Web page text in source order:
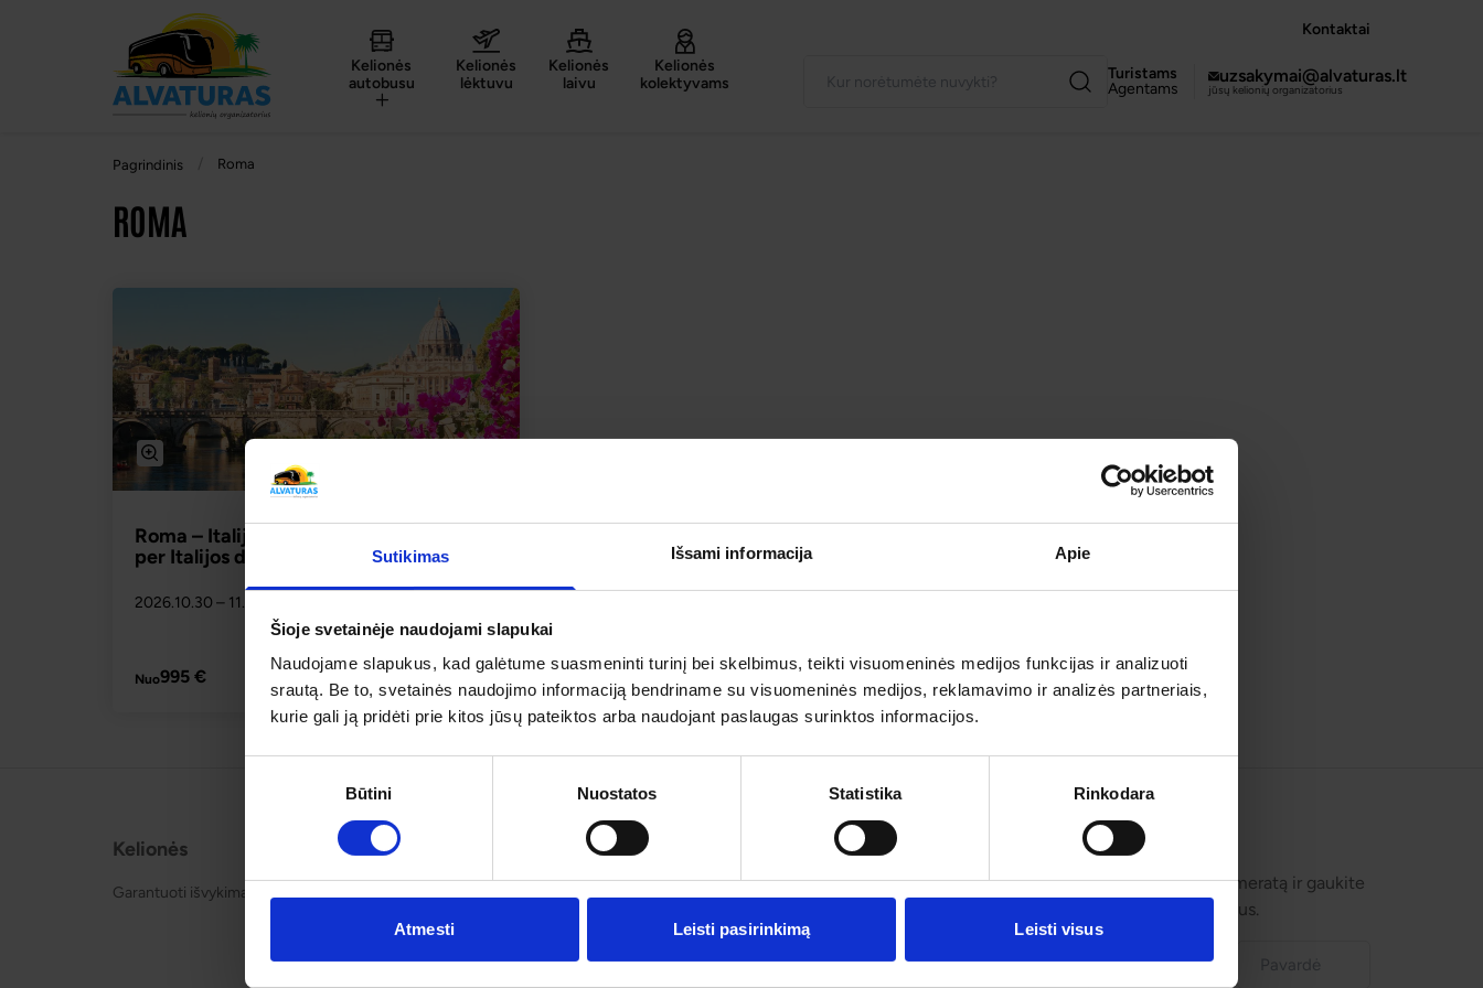
Sutikimas Išsami informacija Apie
Šioje svetainėje naudojami slapukai
Naudojame slapukus, kad galėtume suasmeninti turinį bei skelbimus, teikti visuomeninės medijos funkcijas ir analizuoti
srautą. Be to, svetainės naudojimo informaciją bendriname su visuomeninės medijos, reklamavimo ir analizės partneriais,
kurie gali ją pridėti prie kitos jūsų pateiktos arba naudojant paslaugas surinktos informacijos.
Būtini Nuostatos Statistika Rinkodara
Atmesti Leisti pasirinkimą Leisti visus
Kelionės
autobusu
Kelionės
lėktuvu
Kelionės
laivu
Kelionės
kolektyvams
Kontaktai
Turistams
Agentams
uzsakymai@alvaturas.lt
jūsų kelionių organizatorius
Pagrindinis Roma
ROMA
-2% nuolaida TIK internetu
Roma – Italijos širdis ir svajonių kelionė
per Italijos deimantus
2026.10.30 – 11.07
Nuo995 € PLAČIAU
Kelionės
Garantuoti išvykimai
Apie organizatorių Pagalba ir informacija
Vienos dienos kelionių sąlygos
Prenumeruokite!
Užsisakykite prenumeratą ir gaukite
geriausius pasiūlymus.